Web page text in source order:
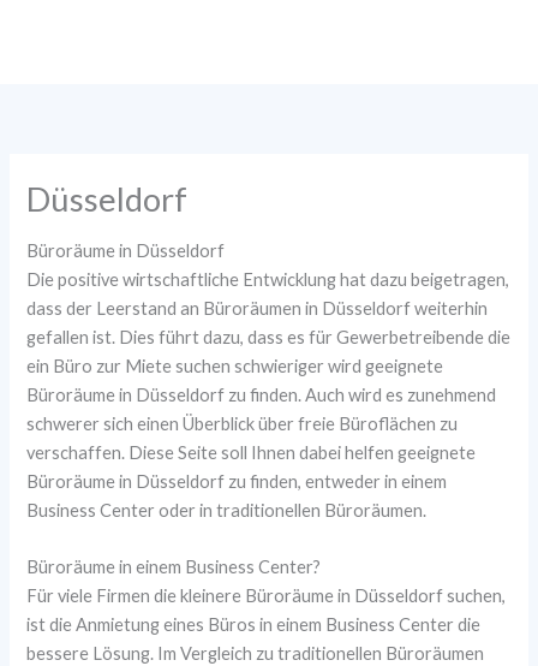
Düsseldorf
Büroräume in Düsseldorf
Die positive wirtschaftliche Entwicklung hat dazu beigetragen,
dass der Leerstand an Büroräumen in Düsseldorf weiterhin
gefallen ist. Dies führt dazu, dass es für Gewerbetreibende die
ein Büro zur Miete suchen schwieriger wird geeignete
Büroräume in Düsseldorf zu finden. Auch wird es zunehmend
schwerer sich einen Überblick über freie Büroflächen zu
verschaffen. Diese Seite soll Ihnen dabei helfen geeignete
Büroräume in Düsseldorf zu finden, entweder in einem
Business Center oder in traditionellen Büroräumen.
Büroräume in einem Business Center?
Für viele Firmen die kleinere Büroräume in Düsseldorf suchen,
ist die Anmietung eines Büros in einem Business Center die
bessere Lösung. Im Vergleich zu traditionellen Büroräumen